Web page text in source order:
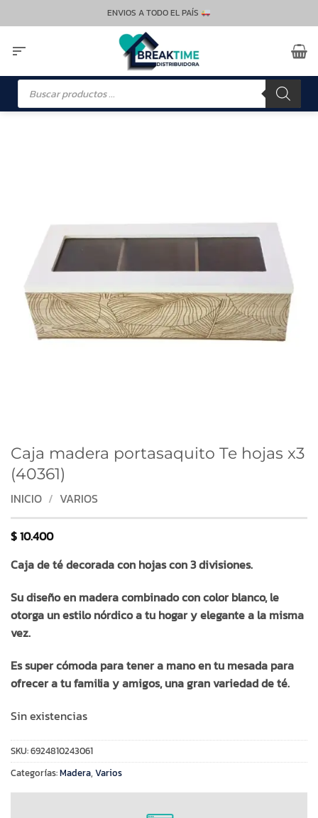
al
contenido
ENVIOS A TODO EL PAÍS
Búsqueda
productos
Caja madera portasaquito Te hojas x3
(40361)
INICIO / VARIOS
$10.400
Caja de té decorada con hojas con 3 divisiones.
Su diseño en madera combinado con color blanco, le
otorga un estilo nórdico a tu hogar y elegante a la misma
vez.
Es super cómoda para tener a mano en tu mesada para
ofrecer a tu familia y amigos, una gran variedad de té.
Sin existencias
SKU:6924810243061
Categorías:Madera, Varios